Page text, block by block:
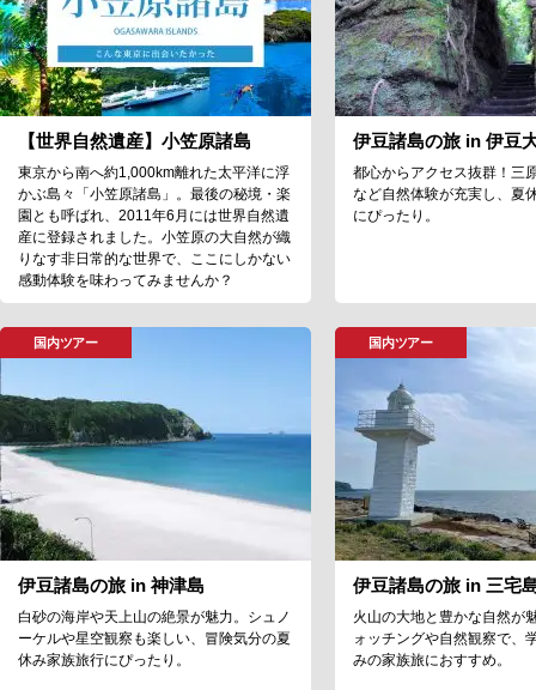
【世界自然遺産】小笠原諸島
東京から南へ約1,000km離れた太平洋に浮
かぶ島々「小笠原諸島」。最後の秘境・楽
園とも呼ばれ、2011年6月には世界自然遺
産に登録されました。小笠原の大自然が織
りなす非日常的な世界で、ここにしかない
感動体験を味わってみませんか？
伊豆諸島の旅 in 伊豆
都心からアクセス抜群！三
など自然体験が充実し、夏
にぴったり。
国内ツアー
伊豆諸島の旅 in 神津島
白砂の海岸や天上山の絶景が魅力。シュノ
ーケルや星空観察も楽しい、冒険気分の夏
休み家族旅行にぴったり。
国内ツアー
伊豆諸島の旅 in 三宅
火山の大地と豊かな自然が
ォッチングや自然観察で、
みの家族旅におすすめ。